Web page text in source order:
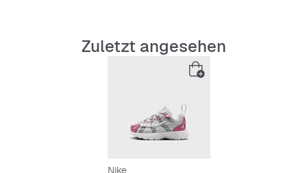
Atmungsaktives Mesh-Material
Pflegeleichtes Design
Zuletzt angesehen
Nike